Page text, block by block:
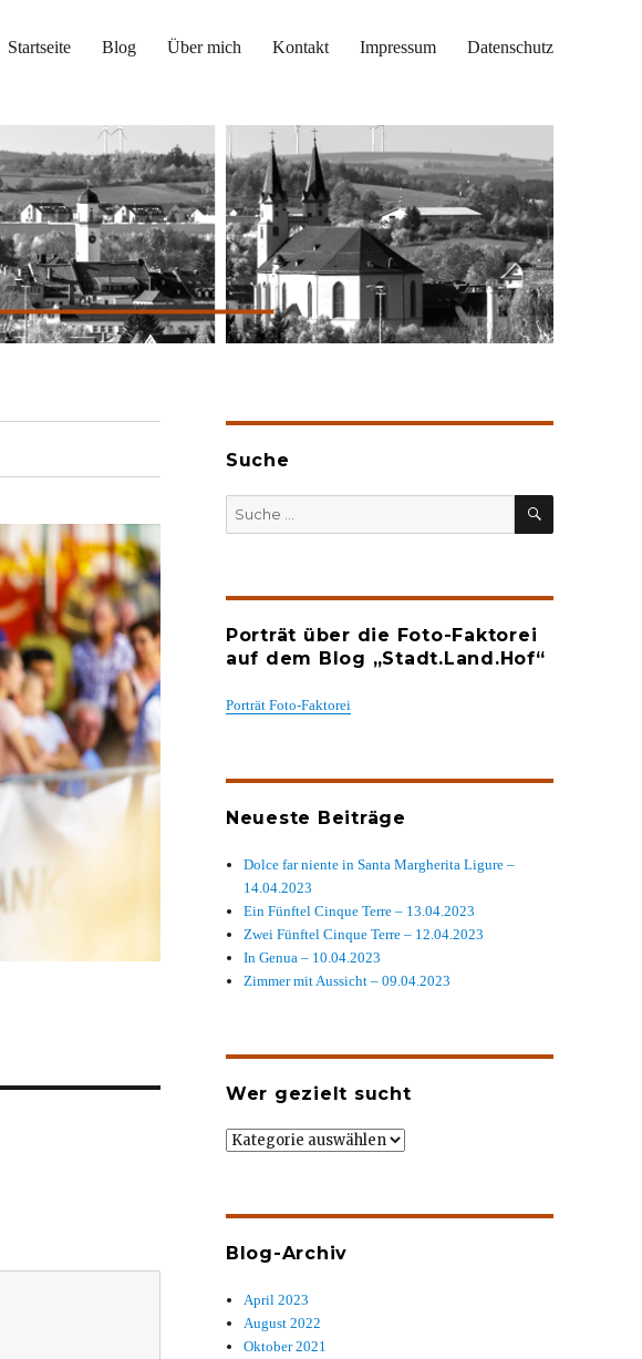
Startseite Blog Über mich Kontakt Impressum Datenschutz
Suche
SUCHEN
Porträt über die Foto-Faktorei
auf dem Blog „Stadt.Land.Hof“
Porträt Foto-Faktorei
Neueste Beiträge
Dolce far niente in Santa Margherita Ligure –
14.04.2023
Ein Fünftel Cinque Terre – 13.04.2023
Zwei Fünftel Cinque Terre – 12.04.2023
In Genua – 10.04.2023
Zimmer mit Aussicht – 09.04.2023
Wer gezielt sucht
Wer
Blog-Archiv
April 2023
August 2022
Oktober 2021